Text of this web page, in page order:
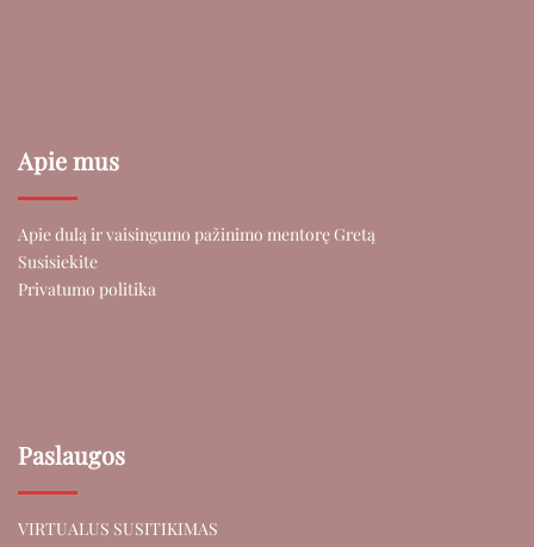
Apie mus
Apie dulą ir vaisingumo pažinimo mentorę Gretą
Susisiekite
Privatumo politika
Paslaugos
VIRTUALUS SUSITIKIMAS